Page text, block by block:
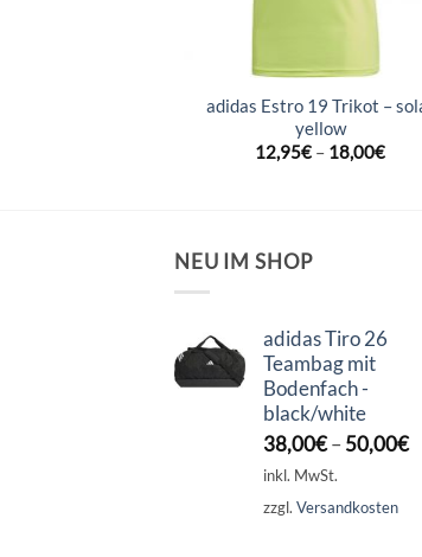
adidas Estro 19 Trikot –
yellow
12,95€ – 18,00€
NEU IM SHOP
adidas Tiro 26
Teambag mit
Bodenfach -
black/white
38,00€– 50,00€
inkl. MwSt.
zzgl. Versandkosten